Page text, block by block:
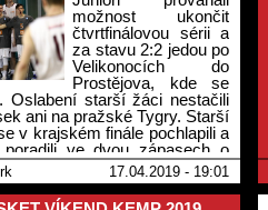
možnost ukončit
čtvrtfinálovou sérii a
za stavu 2:2 jedou po
Velikonocích do
Prostějova, kde se
Oslabení starší žáci nestačili
ani na pražské Tygry. Starší
v krajském finále pochlapili a
poradili ve dvou zápasech o
Nejmladší minižáci se
rozešli smírně 1:1 na
17.04.2019 - 19:01